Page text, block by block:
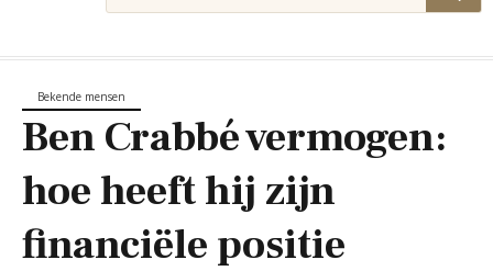
Bekende mensen
Ben Crabbé vermogen:
hoe heeft hij zijn
financiële positie